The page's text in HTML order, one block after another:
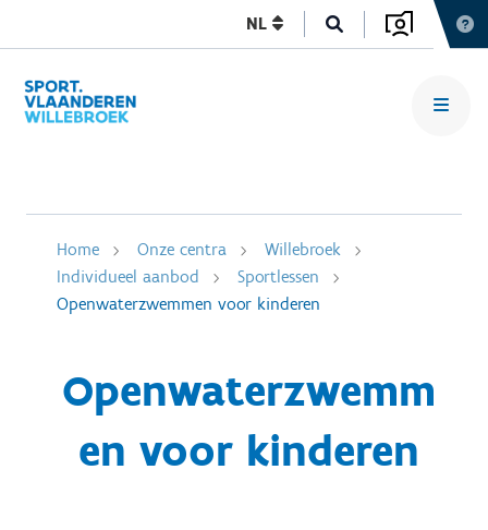
NL
Home Onze centra
Willebroek
Individueel aanbod
Sportlessen
Openwaterzwemmen voor kinderen
Openwaterzwemm
en voor kinderen